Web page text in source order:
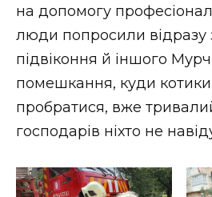
на допомогу
люди попросили відразу
підвіконня й іншого
помешкання, куди котики
пробратися, вже
господарів ніхто не